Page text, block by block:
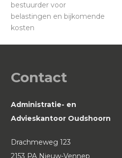
post:
bestuurder voor
belastingen en bijkomende
kosten
Contact
Administratie- en
Advieskantoor Oudshoorn
Drachmeweg 123
2153 PA Nieuw-Vennep